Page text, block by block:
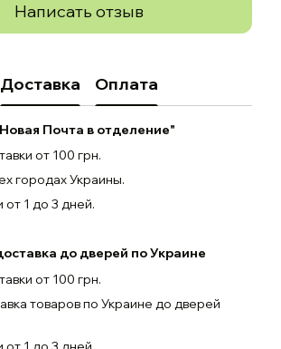
Написать отзыв
Доставка Оплата
Почта в отделение"
от 100 грн.
городах Украины.
от 1 до 3 дней.
до дверей по Украине
от 100 грн.
товаров по Украине до дверей